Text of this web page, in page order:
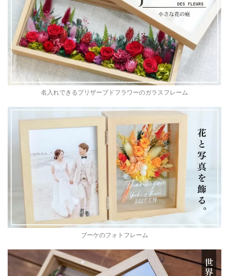
名入れできるプリザーブドフラワーのガラスフレーム
ブーケのフォトフレーム